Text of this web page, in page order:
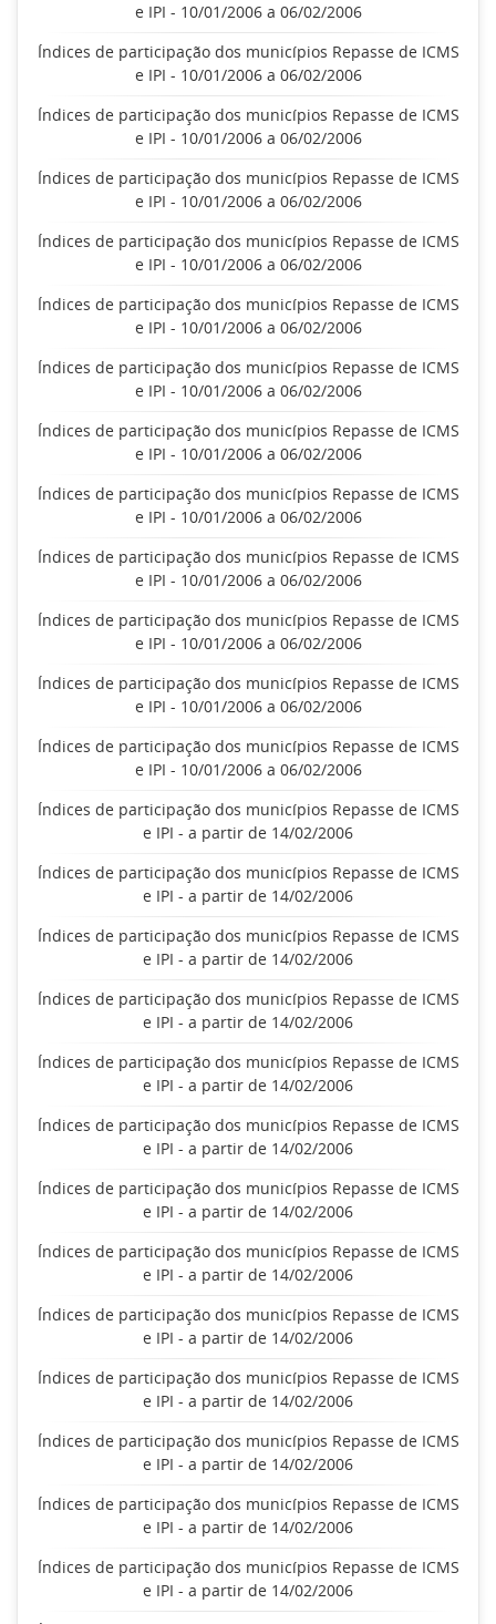
e IPI - 10/01/2006 a 06/02/2006
Índices de participação dos municípios Repasse de ICMS
e IPI - 10/01/2006 a 06/02/2006
Índices de participação dos municípios Repasse de ICMS
e IPI - 10/01/2006 a 06/02/2006
Índices de participação dos municípios Repasse de ICMS
e IPI - 10/01/2006 a 06/02/2006
Índices de participação dos municípios Repasse de ICMS
e IPI - 10/01/2006 a 06/02/2006
Índices de participação dos municípios Repasse de ICMS
e IPI - 10/01/2006 a 06/02/2006
Índices de participação dos municípios Repasse de ICMS
e IPI - 10/01/2006 a 06/02/2006
Índices de participação dos municípios Repasse de ICMS
e IPI - 10/01/2006 a 06/02/2006
Índices de participação dos municípios Repasse de ICMS
e IPI - 10/01/2006 a 06/02/2006
Índices de participação dos municípios Repasse de ICMS
e IPI - 10/01/2006 a 06/02/2006
Índices de participação dos municípios Repasse de ICMS
e IPI - 10/01/2006 a 06/02/2006
Índices de participação dos municípios Repasse de ICMS
e IPI - 10/01/2006 a 06/02/2006
Índices de participação dos municípios Repasse de ICMS
e IPI - 10/01/2006 a 06/02/2006
Índices de participação dos municípios Repasse de ICMS
e IPI - a partir de 14/02/2006
Índices de participação dos municípios Repasse de ICMS
e IPI - a partir de 14/02/2006
Índices de participação dos municípios Repasse de ICMS
e IPI - a partir de 14/02/2006
Índices de participação dos municípios Repasse de ICMS
e IPI - a partir de 14/02/2006
Índices de participação dos municípios Repasse de ICMS
e IPI - a partir de 14/02/2006
Índices de participação dos municípios Repasse de ICMS
e IPI - a partir de 14/02/2006
Índices de participação dos municípios Repasse de ICMS
e IPI - a partir de 14/02/2006
Índices de participação dos municípios Repasse de ICMS
e IPI - a partir de 14/02/2006
Índices de participação dos municípios Repasse de ICMS
e IPI - a partir de 14/02/2006
Índices de participação dos municípios Repasse de ICMS
e IPI - a partir de 14/02/2006
Índices de participação dos municípios Repasse de ICMS
e IPI - a partir de 14/02/2006
Índices de participação dos municípios Repasse de ICMS
e IPI - a partir de 14/02/2006
Índices de participação dos municípios Repasse de ICMS
e IPI - a partir de 14/02/2006